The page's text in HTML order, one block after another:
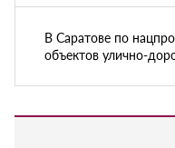
В Саратове по
объектов улично-